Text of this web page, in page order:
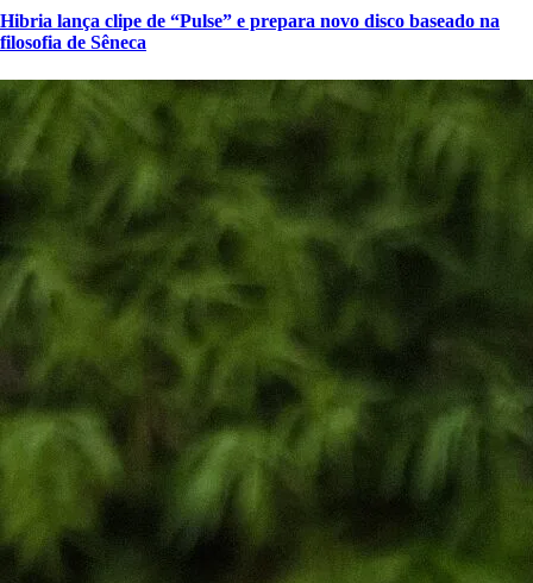
Hibria lança clipe de “Pulse” e prepara novo disco baseado na
filosofia de Sêneca